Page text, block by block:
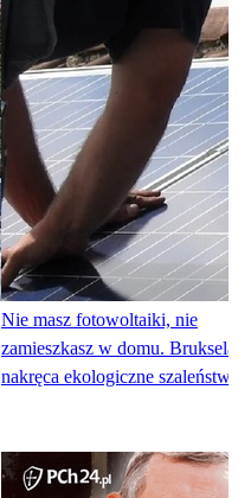
Nie masz fotowoltaiki, nie
zamieszkasz w domu. Bruksela
nakręca ekologiczne